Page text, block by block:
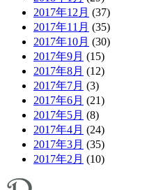
2017年12月 (37)
2017年11月 (35)
2017年10月 (30)
2017年9月 (15)
2017年8月 (12)
2017年7月 (3)
2017年6月 (21)
2017年5月 (8)
2017年4月 (24)
2017年3月 (35)
2017年2月 (10)